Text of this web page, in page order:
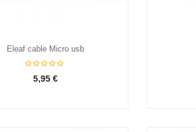
Eleaf cable Micro usb
5,95 €